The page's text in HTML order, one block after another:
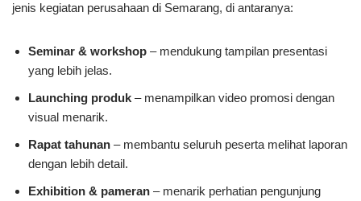
jenis kegiatan perusahaan di Semarang, di antaranya:
Seminar & workshop – mendukung tampilan presentasi
yang lebih jelas.
Launching produk – menampilkan video promosi dengan
visual menarik.
Rapat tahunan – membantu seluruh peserta melihat laporan
dengan lebih detail.
Exhibition & pameran – menarik perhatian pengunjung